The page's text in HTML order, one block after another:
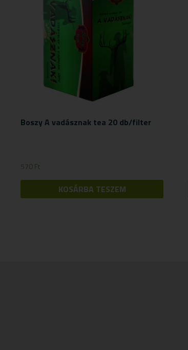
Boszy A vadásznak tea 20 db/filter
570Ft
KOSÁRBA TESZEM